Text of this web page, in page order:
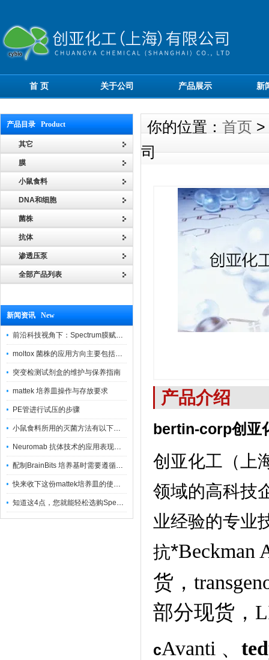
首 页 关于公司 产品展示 新
产品目录 Product
其它
膜
小鼠食料
DNA和细胞
菌株
抗体
渗透压泵
全部产品列表
新闻资讯 New
前沿科技视角下：Spectrum膜赋能精密制造
moltox 菌株的应用方向主要包括以下几个方面
突变检测试剂盒的维护与保养指南
mattek 培养皿操作与存放要求
PE管进行试压的步骤
小鼠食料所用的灭菌方法有以下三种
Neuromab 抗体技术的应用表现在这几方面
配制BrainBits 培养基时需要遵循的原则
快来收下这份mattek培养皿的使用指南
知道这4点，您就能轻松选购Spectrum 膜
你的位置： 首页 >
司
产品介绍
bertin-corp创亚
创亚化工（上
领域的高科技
业经验的专业
抗*Beckman
货，
部分现货，
cAvanti 、